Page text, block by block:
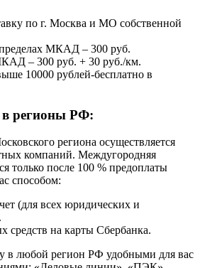
по г. Москва и МО собственной
МКАД – 300 руб.
– 300 руб. + 30 руб./км.
10000 рублей-бесплатно в
в регионы РФ:
региона осуществляется
компаний. Междугородняя
только после 100 % предоплаты
способом:
(для всех юридических и
средств на карты Сбербанка.
в любой регион РФ удобными для вас